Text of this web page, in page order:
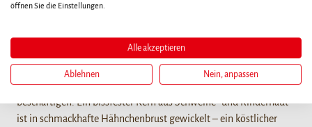
Diese köstlichen 8in1 Triple Flavour Mega Twisted Sticks sind
eine größere Version der beliebten Triple Flavour Twisted Sticks
und eignen sich perfekt, um größere Hunde länger zu
beschäftigen. Ein bissfester Kern aus Schweine- und Rinderhaut
ist in schmackhafte Hähnchenbrust gewickelt – ein köstlicher
öffnen Sie die Einstellungen.
Alle akzeptieren
Ablehnen Nein, anpassen